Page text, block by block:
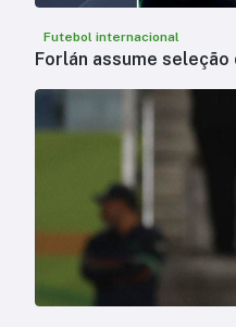
Futebol internacional
Forlán assume